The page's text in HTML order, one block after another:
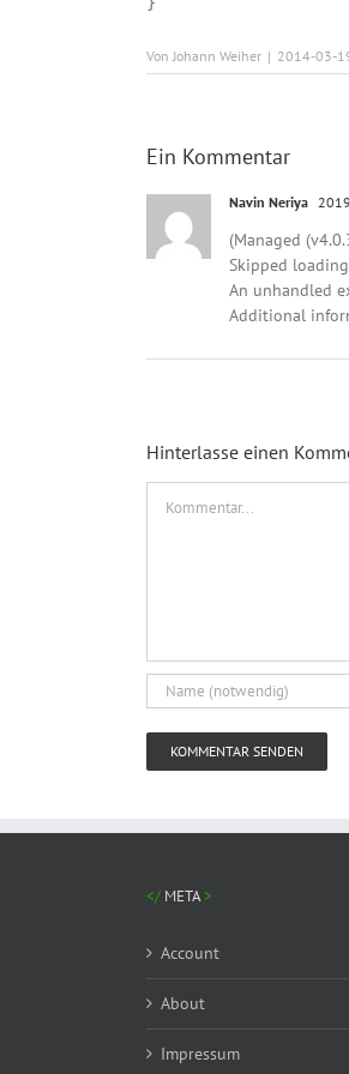
VonJohann Weiher | 2014-03-
Ein Kommentar
Navin Neriya
(Managed
Skipped
An unhandled
Additional
Hinterlasse einen
META
Account
About
Impressum